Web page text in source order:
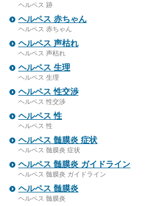
ヘルペス 跡
ヘルペス 赤ちゃん
ヘルペス 赤ちゃん
ヘルペス 声枯れ
ヘルペス 声枯れ
ヘルペス 生理
ヘルペス 生理
ヘルペス 性交渉
ヘルペス 性交渉
ヘルペス 性
ヘルペス 性
ヘルペス 髄膜炎 症状
ヘルペス 髄膜炎 症状
ヘルペス 髄膜炎 ガイドライン
ヘルペス 髄膜炎 ガイドライン
ヘルペス 髄膜炎
ヘルペス 髄膜炎